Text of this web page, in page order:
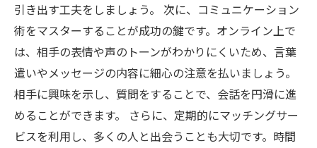
引き出す工夫をしましょう。 次に、コミュニケーション
術をマスターすることが成功の鍵です。オンライン上で
は、相手の表情や声のトーンがわかりにくいため、言葉
遣いやメッセージの内容に細心の注意を払いましょう。
相手に興味を示し、質問をすることで、会話を円滑に進
めることができます。 さらに、定期的にマッチングサー
ビスを利用し、多くの人と出会うことも大切です。時間